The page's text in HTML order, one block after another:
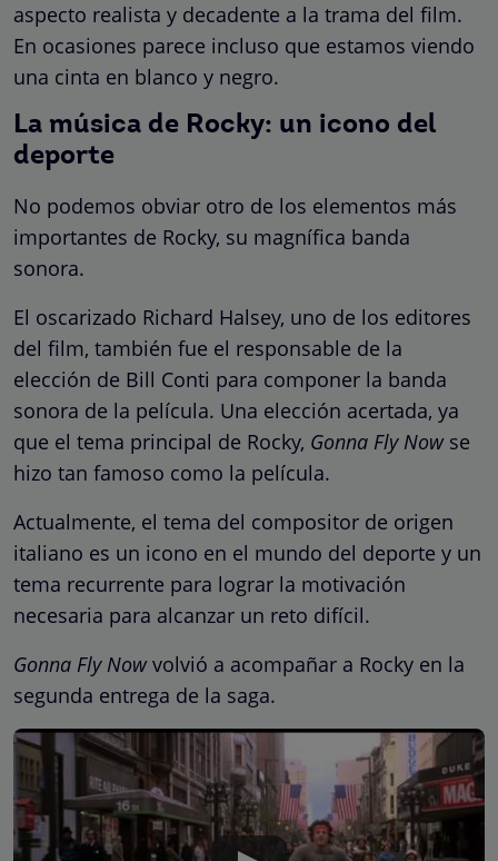
aspecto realista y decadente a la trama del film.
En ocasiones parece incluso que estamos viendo
una cinta en blanco y negro.
La música de Rocky: un icono del
deporte
No podemos obviar otro de los elementos más
importantes de Rocky, su magnífica banda
sonora.
El oscarizado Richard Halsey, uno de los editores
del film, también fue el responsable de la
elección de Bill Conti para componer la banda
sonora de la película. Una elección acertada, ya
que el tema principal de Rocky, Gonna Fly Nowse
hizo tan famoso como la película.
Actualmente, el tema del compositor de origen
italiano es un icono en el mundo del deporte y un
tema recurrente para lograr la motivación
necesaria para alcanzar un reto difícil.
Gonna Fly Nowvolvió a acompañar a Rocky en la
segunda entrega de la saga.